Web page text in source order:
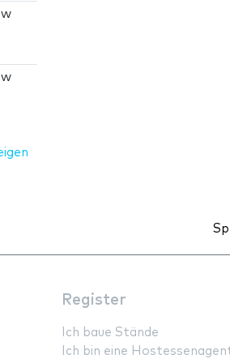
Register
Ich baue Stände
Ich bin eine